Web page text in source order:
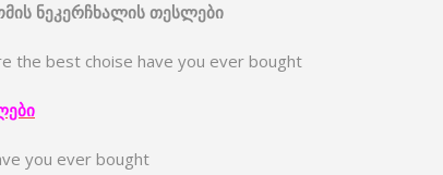
ნეკერჩხალის თესლები
the best choise have you ever bought
you ever bought